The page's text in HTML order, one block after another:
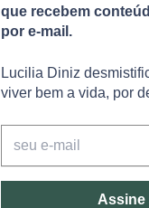
que recebem
por e-mail.
Lucilia Diniz
viver bem a vida, por
Assine